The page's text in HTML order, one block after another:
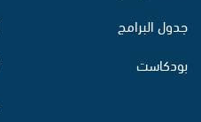
جدول البرامج
بودكاست